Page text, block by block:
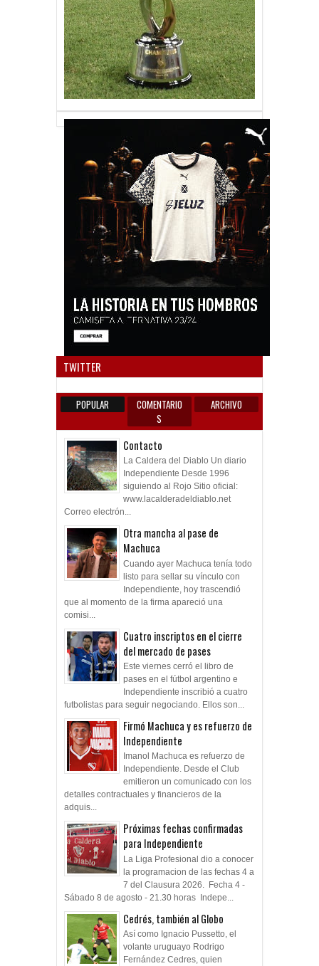
TWITTER
POPULAR
COMENTARIO
S
ARCHIVO
Contacto
La Caldera del Diablo Un diario
Independiente Desde 1996
siguiendo al Rojo Sitio oficial:
www.lacalderadeldiablo.net
Correo electrón...
Otra mancha al pase de
Machuca
Cuando ayer Machuca tenía todo
listo para sellar su vínculo con
Independiente, hoy trascendió
que al momento de la firma apareció una
comisi...
Cuatro inscriptos en el cierre
del mercado de pases
Este viernes cerró el libro de
pases en el fútbol argentino e
Independiente inscribió a cuatro
futbolistas para seguir negociando. Ellos son...
Firmó Machuca y es refuerzo de
Independiente
Imanol Machuca es refuerzo de
Independiente. Desde el Club
emitieron un comunicado con los
detalles contractuales y financieros de la
adquis...
Próximas fechas confirmadas
para Independiente
La Liga Profesional dio a conocer
la programacion de las fechas 4 a
7 del Clausura 2026. Fecha 4 -
Sábado 8 de agosto - 21.30 horas Indepe...
Cedrés, también al Globo
Así como Ignacio Pussetto, el
volante uruguayo Rodrigo
Fernández Cedres, quien